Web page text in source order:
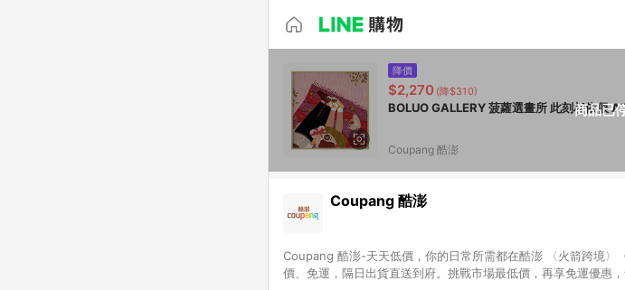
商品已
降價
$2,270 (降$310)
Coupang 酷澎
Coupang 酷澎
Coupang 酷澎-天天低價，你的日常所需都在酷澎 〈火箭跨境〉
價、免運，隔日出貨直送到府。挑戰市場最低價，再享免運優惠